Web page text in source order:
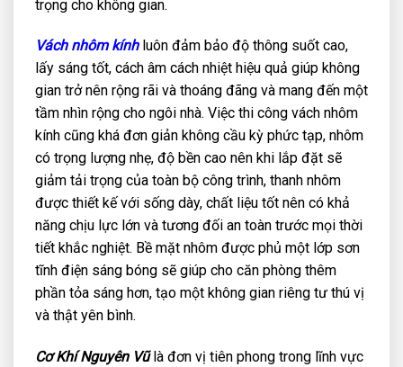
trọng cho không gian.
Vách nhôm kínhluôn đảm bảo độ thông suốt cao,
lấy sáng tốt, cách âm cách nhiệt hiệu quả giúp không
gian trở nên rộng rãi và thoáng đãng và mang đến một
tầm nhìn rộng cho ngôi nhà. Việc thi công vách nhôm
kính cũng khá đơn giản không cầu kỳ phức tạp, nhôm
có trọng lượng nhẹ, độ bền cao nên khi lắp đặt sẽ
giảm tải trọng của toàn bộ công trình, thanh nhôm
được thiết kế với sống dày, chất liệu tốt nên có khả
năng chịu lực lớn và tương đối an toàn trước mọi thời
tiết khắc nghiệt. Bề mặt nhôm được phủ một lớp sơn
tĩnh điện sáng bóng sẽ giúp cho căn phòng thêm
phần tỏa sáng hơn, tạo một không gian riêng tư thú vị
và thật yên bình.
Cơ Khí Nguyên Vũ là đơn vị tiên phong trong lĩnh vực